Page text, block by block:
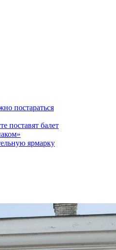
постараться
поставят балет
ярмарку